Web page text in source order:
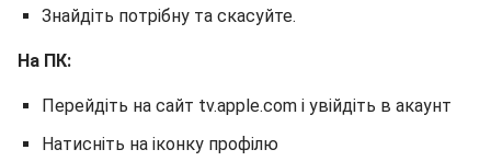
Знайдіть потрібну та скасуйте.
На ПК:
Перейдіть на сайт tv.apple.com і увійдіть в акаунт
Натисніть на іконку профілю